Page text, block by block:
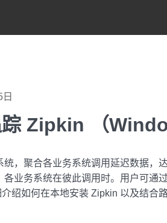
Zipkin （
，聚合各业务系统调用延迟数据，
业务系统在彼此调用时。用户可通
绍如何在本地安装 Zipkin 以及结合